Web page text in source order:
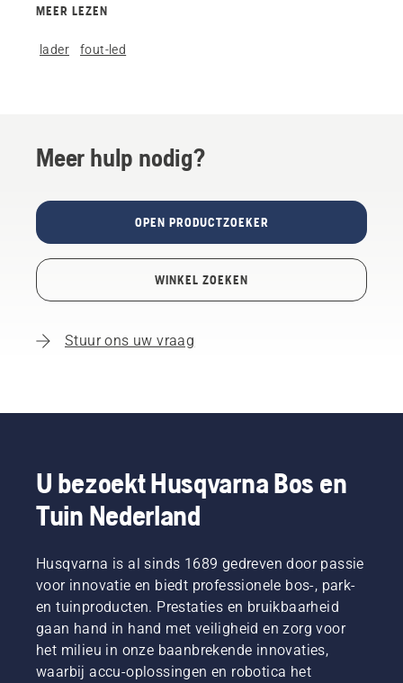
MEER LEZEN
lader fout-led
Meer hulp nodig?
OPEN PRODUCTZOEKER
WINKEL ZOEKEN
Stuur ons uw vraag
U bezoekt Husqvarna Bos en
Tuin Nederland
Husqvarna is al sinds 1689 gedreven door passie
voor innovatie en biedt professionele bos-, park-
en tuinproducten. Prestaties en bruikbaarheid
gaan hand in hand met veiligheid en zorg voor
het milieu in onze baanbrekende innovaties,
waarbij accu-oplossingen en robotica het